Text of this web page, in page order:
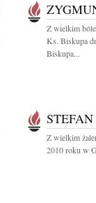
Z wielkim
Ks. Biskupa
Biskupa...
Z wielkim
2010 roku w